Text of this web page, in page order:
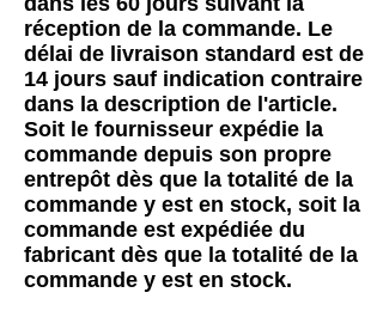
réception de la commande. Le
délai de livraison standard est de
14 jours sauf indication contraire
dans la description de l'article.
Soit le fournisseur expédie la
commande depuis son propre
entrepôt dès que la totalité de la
commande y est en stock, soit la
commande est expédiée du
fabricant dès que la totalité de la
commande y est en stock.